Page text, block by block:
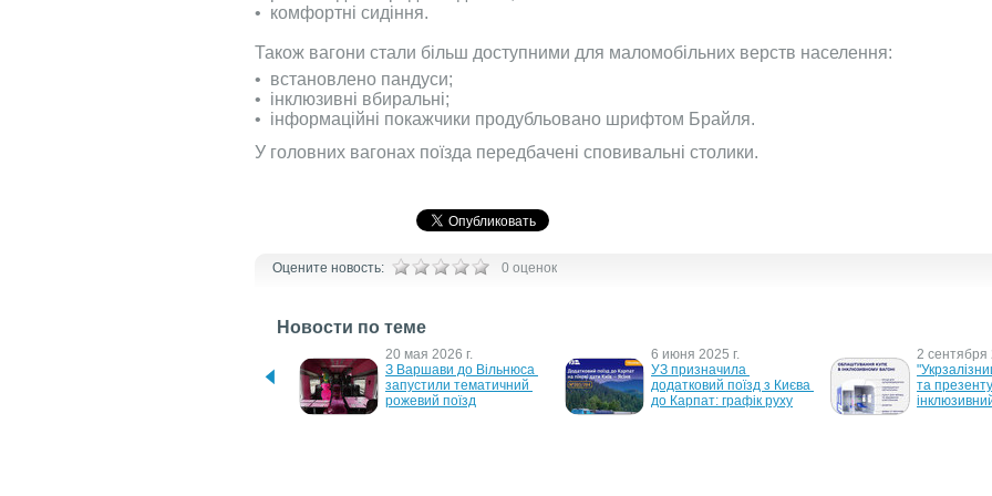
•⁠ ⁠комфортні сидіння.
Також вагони стали більш доступними для маломобільних верств населення:
•⁠ ⁠встановлено пандуси;
•⁠ ⁠інклюзивні вбиральні;
•⁠ ⁠інформаційні покажчики продубльовано шрифтом Брайля.
У головних вагонах поїзда передбачені сповивальні столики.
Оцените новость: 0 оценок
Новости по теме
Із 28 червня між Дніпром
20 мая 2026 г.
З Варшави до Вільнюса
запустили тематичний
рожевий поїзд
6 июня 2025 г.
УЗ призначила
додатковий поїзд з Києва
до Карпат: графік руху
2 сентября
та